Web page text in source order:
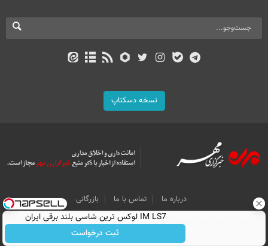
نسخه دسکتاپ
درباره ما تماس با ما
بازرگانی
All Content by Mehr News Agency is licensed under a Creative Commons
Attribution 4.0 International License.
IM LS7 لوکس ترین شاسی بلند برقی ایران
ثبت درخواست